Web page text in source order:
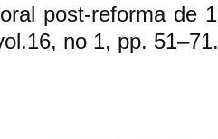
post-reforma de
no 1, pp. 51–71.